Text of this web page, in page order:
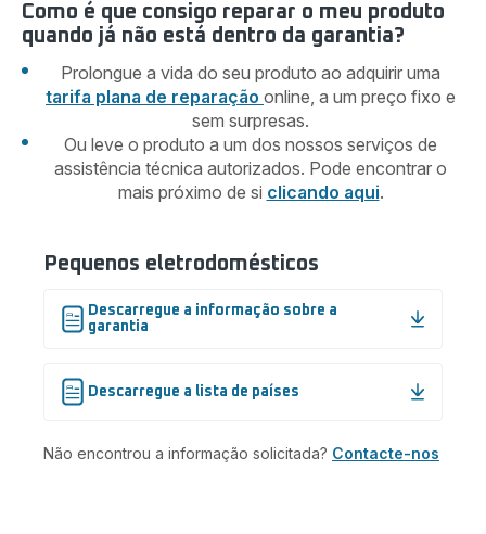
Como é que consigo reparar o meu produto
quando já não está dentro da garantia?
Prolongue a vida do seu produto ao adquirir uma
tarifa plana de reparação online, a um preço fixo e
sem surpresas.
Ou leve o produto a um dos nossos serviços de
assistência técnica autorizados. Pode encontrar o
mais próximo de si clicando aqui.
Pequenos eletrodomésticos
Descarregue a informação sobre a
garantia
Descarregue a lista de países
Não encontrou a informação solicitada? Contacte-nos